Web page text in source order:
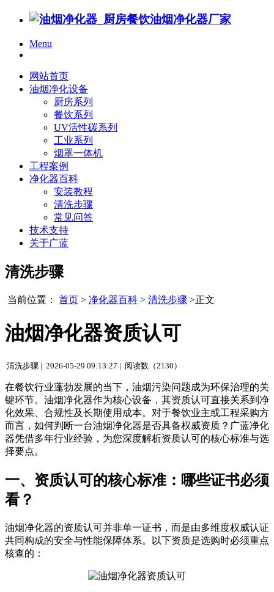
Menu
网站首页
油烟净化设备
厨房系列
餐饮系列
UV活性碳系列
工业系列
烟罩一体机
工程案例
净化器百科
安装教程
清洗步骤
常见问答
技术支持
关于广蓝
清洗步骤
当前位置： 首页 > 净化器百科 > 清洗步骤 >正文
油烟净化器资质认可
清洗步骤 | 2026-05-29 09:13:27 | 阅读数（2130）
在餐饮行业蓬勃发展的当下，油烟污染问题成为环保治理的关
键环节。油烟净化器作为核心设备，其资质认可直接关系到净
化效果、合规性及长期使用成本。对于餐饮业主或工程采购方
而言，如何判断一台油烟净化器是否具备权威资质？广蓝净化
器凭借多年行业经验，为您深度解析资质认可的核心标准与选
择要点。
一、资质认可的核心标准：哪些证书必须
看？
油烟净化器的资质认可并非单一证书，而是由多维度权威认证
共同构成的安全与性能保障体系。以下资质是选购时必须重点
核查的：